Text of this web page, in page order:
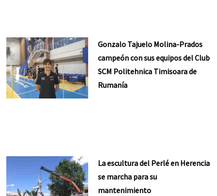
Gonzalo Tajuelo Molina-Prados
campeón con sus equipos del Club
SCM Politehnica Timisoara de
Rumanía
La escultura del Perlé en Herencia
se marcha para su
mantenimiento